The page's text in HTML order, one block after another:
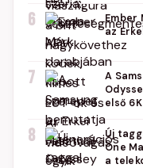
6
az
7
A
első
8
Új
One
a